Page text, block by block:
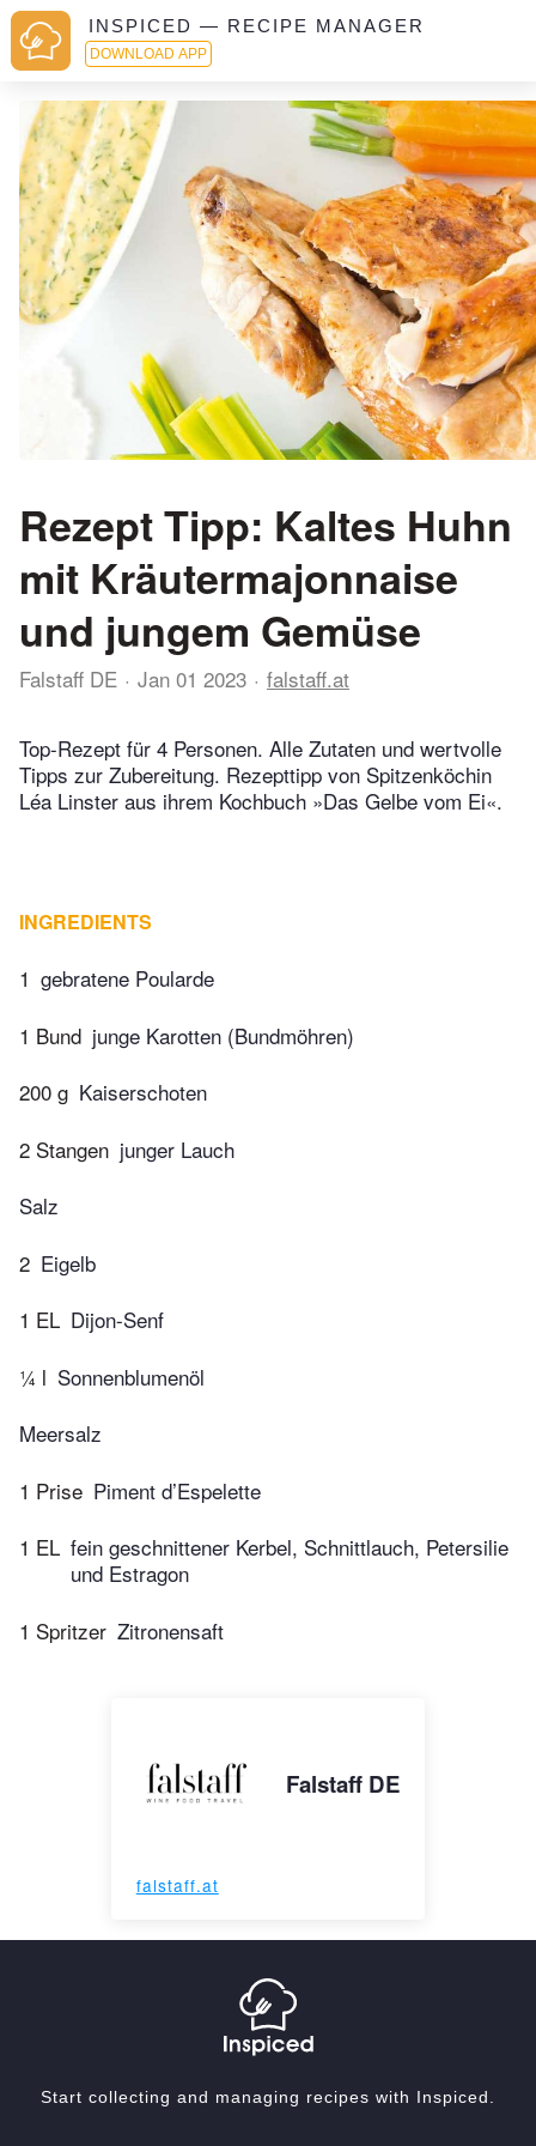
INSPICED — RECIPE MANAGER
DOWNLOAD APP
Rezept Tipp: Kaltes Huhn
mit Kräutermajonnaise
und jungem Gemüse
Falstaff DE Jan 01 2023 falstaff.at
Top-Rezept für 4 Personen. Alle Zutaten und wertvolle
Tipps zur Zubereitung. Rezepttipp von Spitzenköchin
Léa Linster aus ihrem Kochbuch »Das Gelbe vom Ei«.
INGREDIENTS
1 gebratene Poularde
1 Bund junge Karotten (Bundmöhren)
200 g Kaiserschoten
2 Stangen junger Lauch
Salz
2 Eigelb
1 EL Dijon-Senf
¼ l Sonnenblumenöl
Meersalz
1 Prise Piment d’Espelette
1 EL fein geschnittener Kerbel, Schnittlauch, Petersilie
und Estragon
1 Spritzer Zitronensaft
Falstaff DE
falstaff.at
Start collecting and managing recipes with Inspiced.